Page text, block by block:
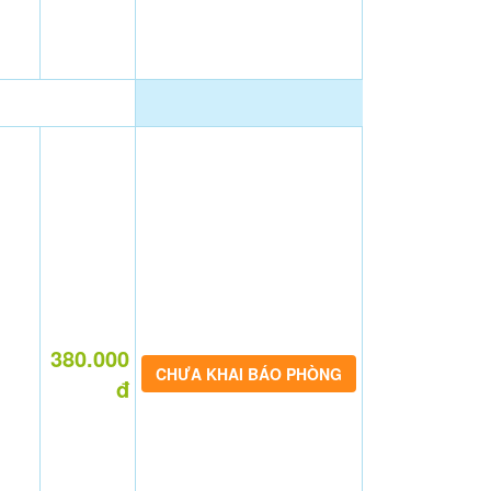
380.000
đ
CHƯA KHAI BÁO PHÒNG